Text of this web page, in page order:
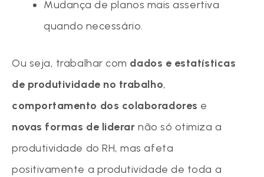
Mudança de planos mais assertiva
quando necessário.
Ou seja, trabalhar com dados e estatísticas
de produtividade no trabalho,
comportamento dos colaboradores e
novas formas de liderar não só otimiza a
produtividade do RH, mas afeta
positivamente a produtividade de toda a